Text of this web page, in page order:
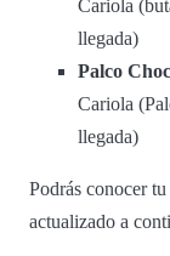
Cariola
llegada)
Palco
Cariola
llegada)
Podrás conocer
actualizado a